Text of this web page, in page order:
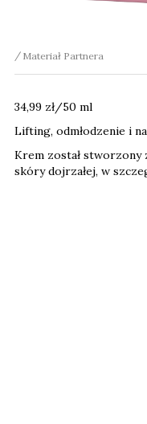
Materiał Partnera
34,99 zł/50 ml
Lifting, odmłodzenie i
Krem został stworzony
skóry dojrzałej, w